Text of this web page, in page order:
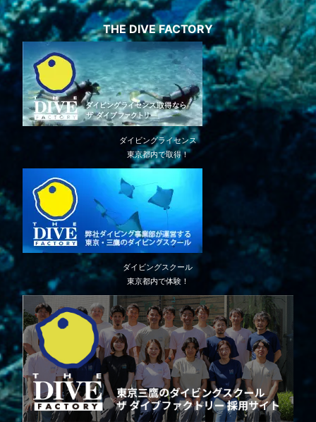
THE DIVE FACTORY
ダイビングライセンス
東京都内で取得！
ダイビングスクール
東京都内で体験！